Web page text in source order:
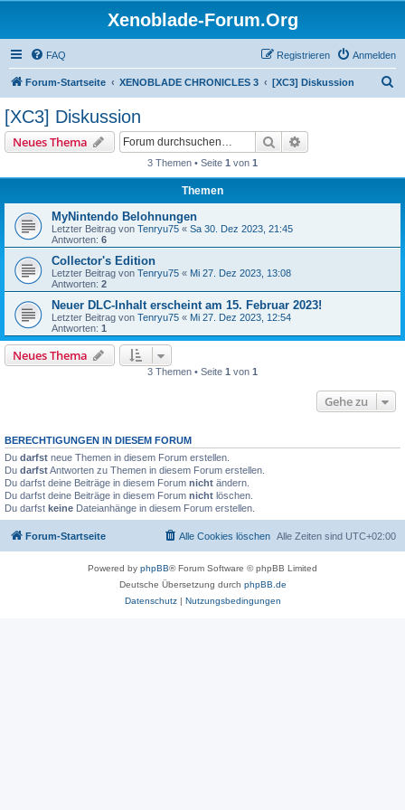
Xenoblade-Forum.Org
FAQ Anmelden
Registrieren
Forum-Startseite XENOBLADE CHRONICLES 3 [XC3] Diskussion
[XC3] Diskussion
Neues Thema Suche
3 Themen • Seite 1 von 1
Themen
MyNintendo Belohnungen
Letzter Beitrag von Tenryu75 « Sa 30. Dez 2023, 21:45
Antworten: 6
Collector's Edition
Letzter Beitrag von Tenryu75 « Mi 27. Dez 2023, 13:08
Antworten: 2
Neuer DLC-Inhalt erscheint am 15. Februar 2023!
Letzter Beitrag von Tenryu75 « Mi 27. Dez 2023, 12:54
Antworten: 1
Neues Thema
3 Themen • Seite 1 von 1
Gehe zu
BERECHTIGUNGEN IN DIESEM FORUM
Du darfst neue Themen in diesem Forum erstellen.
Du darfstAntworten zu Themen in diesem Forum erstellen.
Du darfst deine Beiträge in diesem Forum nicht ändern.
Du darfst deine Beiträge in diesem Forum nicht löschen.
Du darfst keine Dateianhänge in diesem Forum erstellen.
Forum-Startseite Alle Zeiten sind UTC+02:00
Alle Cookies löschen
Powered by phpBB® Forum Software © phpBB Limited
Deutsche Übersetzung durch phpBB.de
Datenschutz| Nutzungsbedingungen